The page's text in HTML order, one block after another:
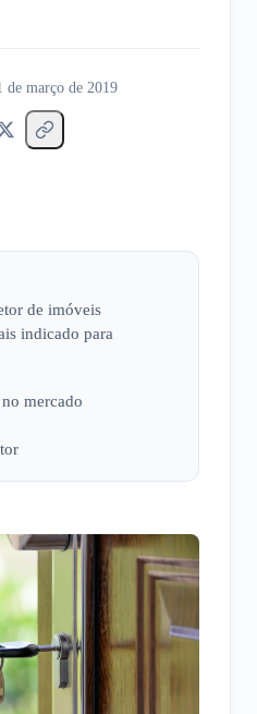
de março de 2019
de imóveis
indicado para
mercado